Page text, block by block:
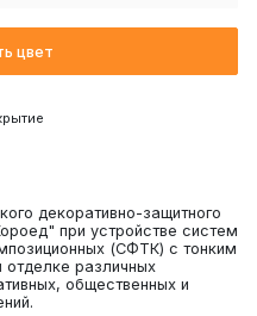
цвет
декоративно-защитного
при устройстве систем
(СФТК) с тонким
различных
общественных и